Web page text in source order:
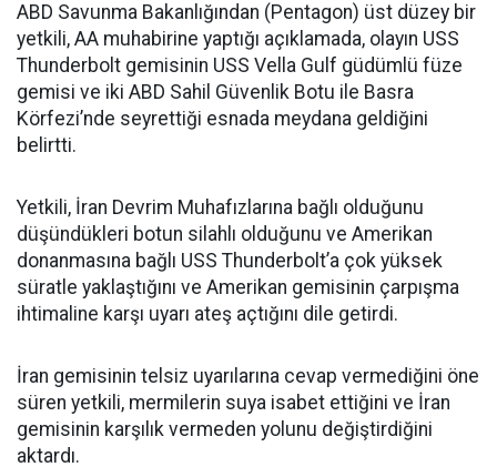
ABD Savunma Bakanlığından (Pentagon) üst düzey bir
yetkili, AA muhabirine yaptığı açıklamada, olayın USS
Thunderbolt gemisinin USS Vella Gulf güdümlü füze
gemisi ve iki ABD Sahil Güvenlik Botu ile Basra
Körfezi’nde seyrettiği esnada meydana geldiğini
belirtti.
Yetkili, İran Devrim Muhafızlarına bağlı olduğunu
düşündükleri botun silahlı olduğunu ve Amerikan
donanmasına bağlı USS Thunderbolt’a çok yüksek
süratle yaklaştığını ve Amerikan gemisinin çarpışma
ihtimaline karşı uyarı ateş açtığını dile getirdi.
İran gemisinin telsiz uyarılarına cevap vermediğini öne
süren yetkili, mermilerin suya isabet ettiğini ve İran
gemisinin karşılık vermeden yolunu değiştirdiğini
aktardı.